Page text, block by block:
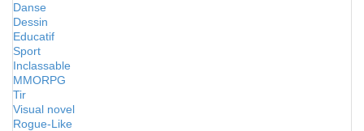
Danse
Dessin
Educatif
Sport
Inclassable
MMORPG
Tir
Visual novel
Rogue-Like